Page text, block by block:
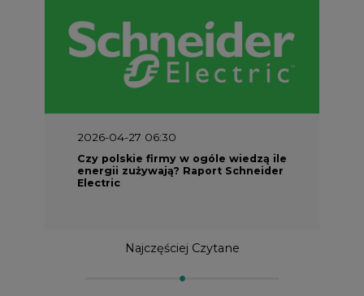
2026-04-27 06:30
Czy polskie firmy w ogóle wiedzą ile
energii zużywają? Raport Schneider
Electric
Najczęściej Czytane